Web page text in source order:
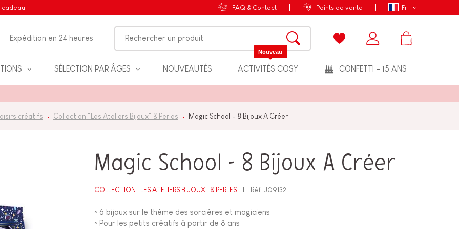
Fr
cadeau FAQ & Contact Points de vente
Expédition en 24 heures
SÉLECTION PAR ÂGES NOUVEAUTÉS ACTIVITÉS COSY
Nouveau
CONFETTI - 15 ANS
Loisirs créatifs Collection "Les Ateliers Bijoux" & Perles Magic School - 8 Bijoux A Créer
Magic School - 8 Bijoux A Créer
COLLECTION "LES ATELIERS BIJOUX" & PERLES Réf.J09132
◦ 6 bijoux sur le thème des sorcières et magiciens
◦ Pour les petits créatifs à partir de 8 ans